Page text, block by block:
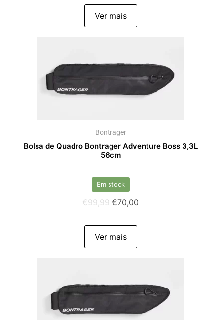
Ver mais
Bontrager
Bolsa de Quadro Bontrager Adventure Boss 3,3L
56cm
Em stock
€99,99 €70,00
Ver mais